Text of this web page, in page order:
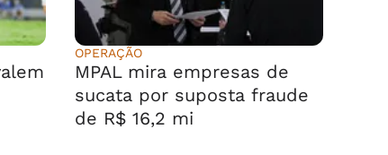
OPERAÇÃO
MPAL mira empresas de
sucata por suposta fraude
de R$ 16,2 mi